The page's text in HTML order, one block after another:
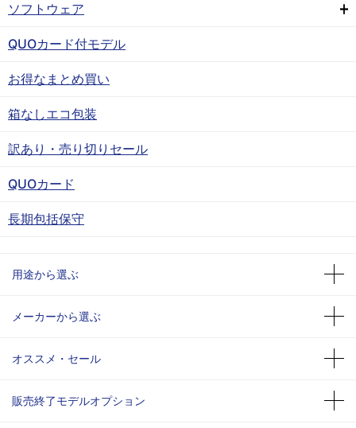
ソフトウェア
QUOカード付モデル
お得なまとめ買い
箱なしエコ包装
訳あり・売り切りセール
QUOカード
長期包括保守
用途から選ぶ
メーカーから選ぶ
オススメ・セール
販売終了モデルオプション